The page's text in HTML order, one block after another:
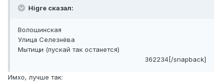
Higre сказал:
Волошинская
Улица Селезнёва
Мытищи (пускай так останется)
362234[/snapback]
Имхо, лучше так: